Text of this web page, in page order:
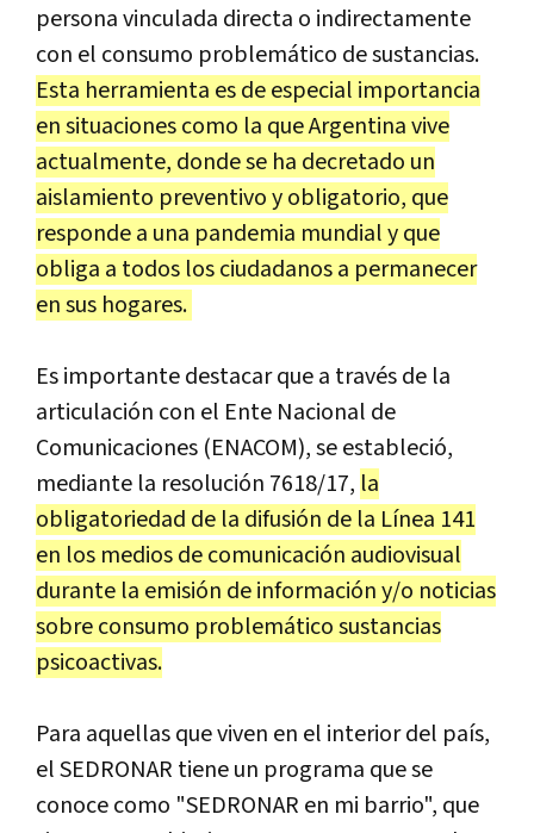
persona vinculada directa o indirectamente
con el consumo problemático de sustancias.
Esta herramienta es de especial importancia
en situaciones como la que Argentina vive
actualmente, donde se ha decretado un
aislamiento preventivo y obligatorio, que
responde a una pandemia mundial y que
obliga a todos los ciudadanos a permanecer
en sus hogares.
Es importante destacar que a través de la
articulación con el Ente Nacional de
Comunicaciones (ENACOM), se estableció,
mediante la resolución 7618/17, la
obligatoriedad de la difusión de la Línea 141
en los medios de comunicación audiovisual
durante la emisión de información y/o noticias
sobre consumo problemático sustancias
psicoactivas.
Para aquellas que viven en el interior del país,
el SEDRONAR tiene un programa que se
conoce como "SEDRONAR en mi barrio", que